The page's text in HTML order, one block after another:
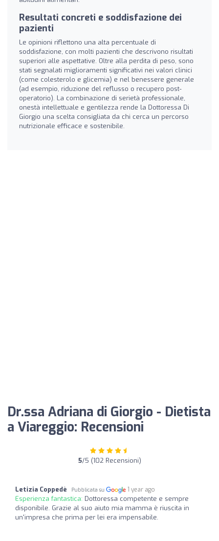
Resultati concreti e soddisfazione dei
pazienti
Le opinioni riflettono una alta percentuale di
soddisfazione, con molti pazienti che descrivono risultati
superiori alle aspettative. Oltre alla perdita di peso, sono
stati segnalati miglioramenti significativi nei valori clinici
(come colesterolo e glicemia) e nel benessere generale
(ad esempio, riduzione del reflusso o recupero post-
operatorio). La combinazione di serietà professionale,
onestà intellettuale e gentilezza rende la Dottoressa Di
Giorgio una scelta consigliata da chi cerca un percorso
nutrizionale efficace e sostenibile.
Dr.ssa Adriana di Giorgio - Dietista
a Viareggio: Recensioni
5/5 (102 Recensioni)
Letizia Coppedè Pubblicata su 1 year ago
Esperienza fantastica: Dottoressa competente e sempre
disponibile. Grazie al suo aiuto mia mamma è riuscita in
un'impresa che prima per lei era impensabile.